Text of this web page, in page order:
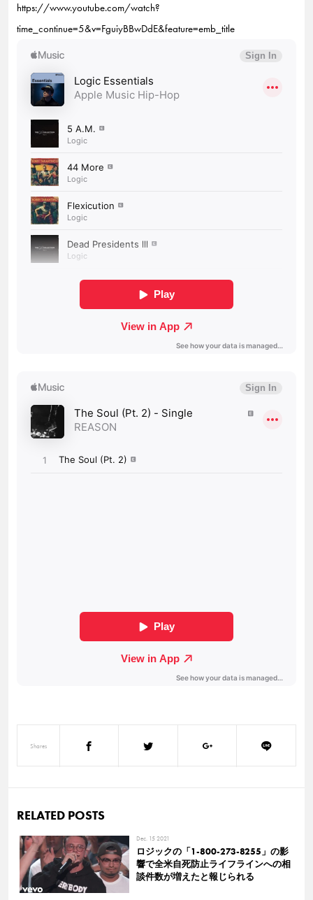
https://www.youtube.com/watch?
time_continue=5&v=FguiyBBwDdE&feature=emb_title
Shares
RELATED POSTS
Dec. 15 2021
ロジックの「1-800-273-8255」の影
響で全米自死防止ライフラインへの相
談件数が増えたと報じられる